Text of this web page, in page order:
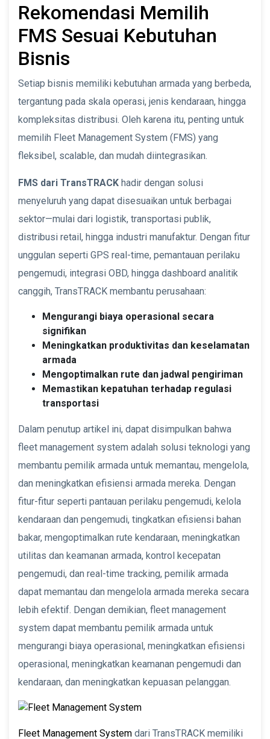
Rekomendasi Memilih
FMS Sesuai Kebutuhan
Bisnis
Setiap bisnis memiliki kebutuhan armada yang berbeda,
tergantung pada skala operasi, jenis kendaraan, hingga
kompleksitas distribusi. Oleh karena itu, penting untuk
memilih Fleet Management System (FMS) yang
fleksibel, scalable, dan mudah diintegrasikan.
FMS dari TransTRACK hadir dengan solusi
menyeluruh yang dapat disesuaikan untuk berbagai
sektor—mulai dari logistik, transportasi publik,
distribusi retail, hingga industri manufaktur. Dengan fitur
unggulan seperti GPS real-time, pemantauan perilaku
pengemudi, integrasi OBD, hingga dashboard analitik
canggih, TransTRACK membantu perusahaan:
Mengurangi biaya operasional secara
signifikan
Meningkatkan produktivitas dan keselamatan
armada
Mengoptimalkan rute dan jadwal pengiriman
Memastikan kepatuhan terhadap regulasi
transportasi
Dalam penutup artikel ini, dapat disimpulkan bahwa
fleet management system adalah solusi teknologi yang
membantu pemilik armada untuk memantau, mengelola,
dan meningkatkan efisiensi armada mereka. Dengan
fitur-fitur seperti pantauan perilaku pengemudi, kelola
kendaraan dan pengemudi, tingkatkan efisiensi bahan
bakar, mengoptimalkan rute kendaraan, meningkatkan
utilitas dan keamanan armada, kontrol kecepatan
pengemudi, dan real-time tracking, pemilik armada
dapat memantau dan mengelola armada mereka secara
lebih efektif. Dengan demikian, fleet management
system dapat membantu pemilik armada untuk
mengurangi biaya operasional, meningkatkan efisiensi
operasional, meningkatkan keamanan pengemudi dan
kendaraan, dan meningkatkan kepuasan pelanggan.
Fleet Management System dari TransTRACK memiliki